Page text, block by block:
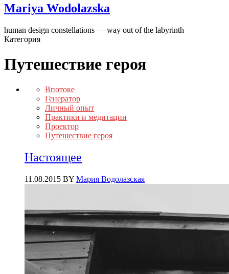
Mariya Wodolazska
human design constellations — way out of the labyrinth
Категория
Путешествие героя
Впотоке
Генератор
Личный опыт
Практики и медитации
Проектор
Путешествие героя
Настоящее
11.08.2015 BY Мария Водолазская